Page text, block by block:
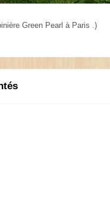
Green Pearl à Paris .)